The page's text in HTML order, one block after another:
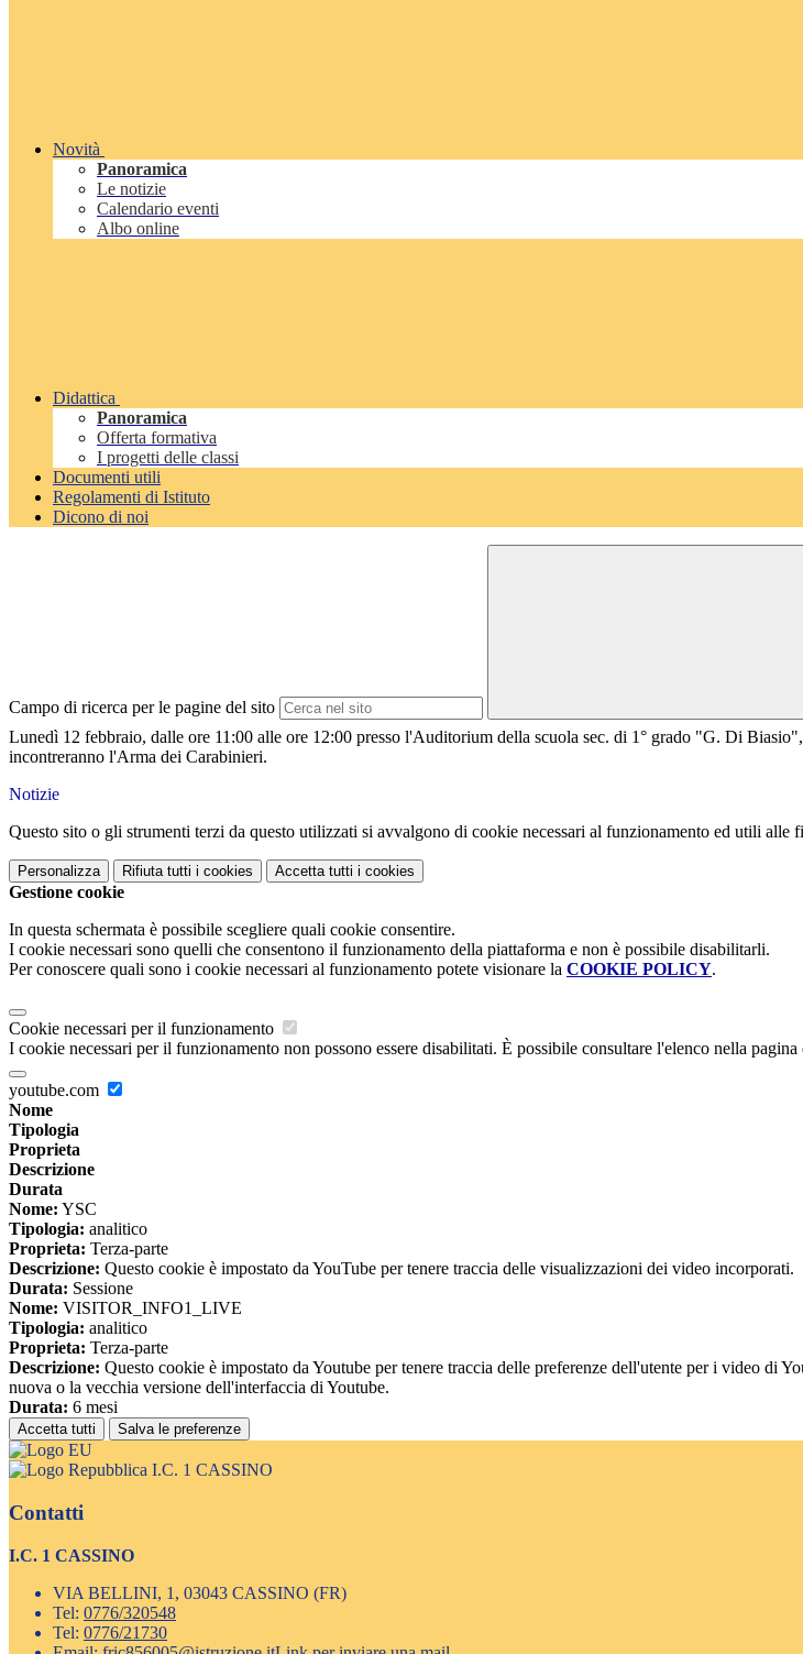
Novità
Panoramica
Le notizie
Calendario eventi
Albo online
Didattica
Panoramica
Offerta formativa
I progetti delle classi
Documenti utili
Regolamenti di Istituto
Dicono di noi
Campo di ricerca per le pagine del sito
Lunedì 12 febbraio, dalle ore 11:00 alle ore 12:00 presso l'Auditorium della scuola sec. di 1° grado "G. Di
incontreranno l'Arma dei Carabinieri.
Notizie
Questo sito o gli strumenti terzi da questo utilizzati si avvalgono di cookie necessari al funzionamento ed utili alle
Personalizza Rifiuta tutti i cookies Accetta tutti i cookies
Gestione cookie
In questa schermata è possibile scegliere quali cookie consentire.
I cookie necessari sono quelli che consentono il funzionamento della piattaforma e non è possibile disabilitarli.
Per conoscere quali sono i cookie necessari al funzionamento potete visionare la COOKIE POLICY.
Cookie necessari per il funzionamento
I cookie necessari per il funzionamento non possono essere disabilitati. È possibile consultare l'elenco nella
youtube.com
Nome
Tipologia
Proprieta
Descrizione
Durata
Nome: YSC
Tipologia: analitico
Proprieta: Terza-parte
Descrizione: Questo cookie è impostato da YouTube per tenere traccia delle visualizzazioni dei video incorporati.
Durata: Sessione
Nome: VISITOR_INFO1_LIVE
Tipologia: analitico
Proprieta: Terza-parte
Descrizione: Questo cookie è impostato da Youtube per tenere traccia delle preferenze dell'utente per i video di
nuova o la vecchia versione dell'interfaccia di Youtube.
Durata: 6 mesi
Accetta tutti Salva le preferenze
I.C. 1 CASSINO
Contatti
I.C. 1 CASSINO
VIA BELLINI, 1, 03043 CASSINO (FR)
Tel: 0776/320548
Tel: 0776/21730